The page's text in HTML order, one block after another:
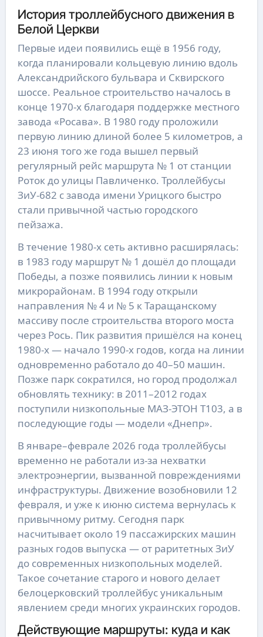
История троллейбусного движения в
Белой Церкви
Первые идеи появились ещё в 1956 году,
когда планировали кольцевую линию вдоль
Александрийского бульвара и Сквирского
шоссе. Реальное строительство началось в
конце 1970-х благодаря поддержке местного
завода «Росава». В 1980 году проложили
первую линию длиной более 5 километров, а
23 июня того же года вышел первый
регулярный рейс маршрута № 1 от станции
Роток до улицы Павличенко. Троллейбусы
ЗиУ-682 с завода имени Урицкого быстро
стали привычной частью городского
пейзажа.
В течение 1980-х сеть активно расширялась:
в 1983 году маршрут № 1 дошёл до площади
Победы, а позже появились линии к новым
микрорайонам. В 1994 году открыли
направления № 4 и № 5 к Таращанскому
массиву после строительства второго моста
через Рось. Пик развития пришёлся на конец
1980-х — начало 1990-х годов, когда на линии
одновременно работало до 40–50 машин.
Позже парк сократился, но город продолжал
обновлять технику: в 2011–2012 годах
поступили низкопольные МАЗ-ЭТОН Т103, а в
последующие годы — модели «Днепр».
В январе–феврале 2026 года троллейбусы
временно не работали из-за нехватки
электроэнергии, вызванной повреждениями
инфраструктуры. Движение возобновили 12
февраля, и уже к июню система вернулась к
привычному ритму. Сегодня парк
насчитывает около 19 пассажирских машин
разных годов выпуска — от раритетных ЗиУ
до современных низкопольных моделей.
Такое сочетание старого и нового делает
белоцерковский троллейбус уникальным
явлением среди многих украинских городов.
Действующие маршруты: куда и как